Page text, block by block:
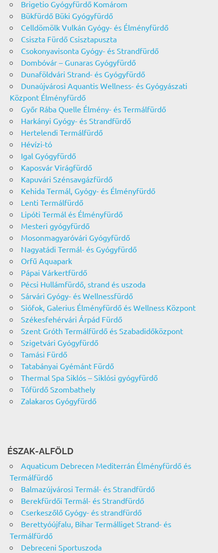
Brigetio Gyógyfürdő Komárom
Bükfürdő Büki Gyógyfürdő
Celldömölk Vulkán Gyógy- és Élményfürdő
Csiszta Fürdő Csisztapuszta
Csokonyavisonta Gyógy- és Strandfürdő
Dombóvár – Gunaras Gyógyfürdő
Dunaföldvári Strand- és Gyógyfürdő
Dunaújvárosi Aquantis Wellness- és Gyógyászati
Központ Élményfürdő
Győr Rába Quelle Élmény- és Termálfürdő
Harkányi Gyógy- és Strandfürdő
Hertelendi Termálfürdő
Hévízi-tó
Igal Gyógyfürdő
Kaposvár Virágfürdő
Kapuvári Szénsavgázfürdő
Kehida Termál, Gyógy- és Élményfürdő
Lenti Termálfürdő
Lipóti Termál és Élményfürdő
Mesteri gyógyfürdő
Mosonmagyaróvári Gyógyfürdő
Nagyatádi Termál- és Gyógyfürdő
Orfű Aquapark
Pápai Várkertfürdő
Pécsi Hullámfürdő, strand és uszoda
Sárvári Gyógy- és Wellnessfürdő
Siófok, Galerius Élményfürdő és Wellness Központ
Székesfehérvári Árpád Fürdő
Szent Gróth Termálfürdő és Szabadidőközpont
Szigetvári Gyógyfürdő
Tamási Fürdő
Tatabányai Gyémánt Fürdő
Thermal Spa Siklós – Siklósi gyógyfürdő
Tófürdő Szombathely
Zalakaros Gyógyfürdő
ÉSZAK-ALFÖLD
Aquaticum Debrecen Mediterrán Élményfürdő és
Termálfürdő
Balmazújvárosi Termál- és Strandfürdő
Berekfürdői Termál- és Strandfürdő
Cserkeszőlő Gyógy- és strandfürdő
Berettyóújfalu, Bihar Termálliget Strand- és
Termálfürdő
Debreceni Sportuszoda